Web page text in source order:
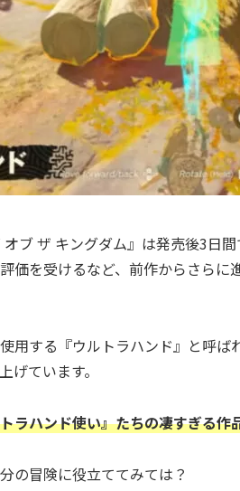
オブ ザ キングダム』は発売後3日
価を受けるなど、前作からさら
用する『ウルトラハンド』と呼
げています。
ラハンド使い』たちの凄すぎる作
の冒険に役立ててみては？